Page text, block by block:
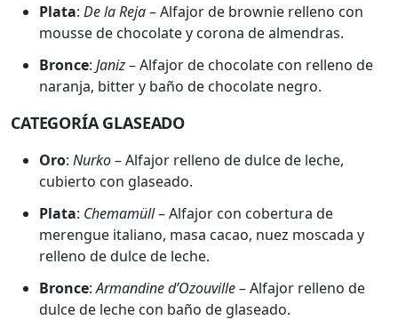
Plata: De la Reja– Alfajor de brownie relleno con
mousse de chocolate y corona de almendras.
Bronce: Janiz– Alfajor de chocolate con relleno de
naranja, bitter y baño de chocolate negro.
CATEGORÍA GLASEADO
Oro: Nurko– Alfajor relleno de dulce de leche,
cubierto con glaseado.
Plata: Chemamüll– Alfajor con cobertura de
merengue italiano, masa cacao, nuez moscada y
relleno de dulce de leche.
Bronce:Armandine d’Ozouville– Alfajor relleno de
dulce de leche con baño de glaseado.